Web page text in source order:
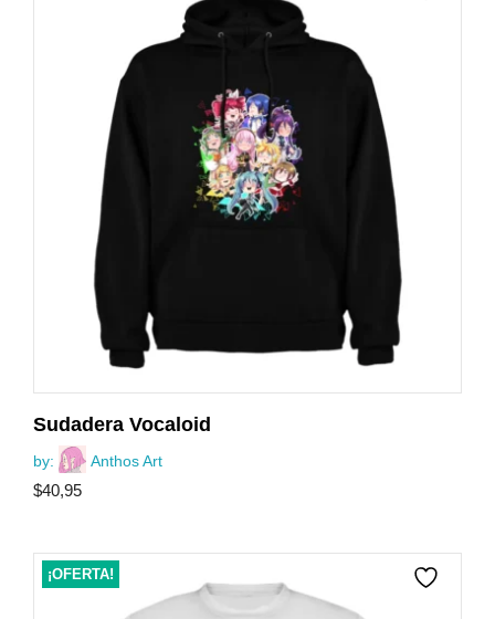
Sudadera Vocaloid
by: Anthos Art
$40,95
¡OFERTA!